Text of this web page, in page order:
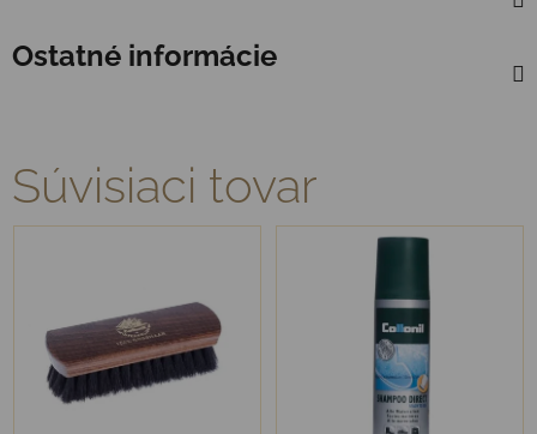
Ostatné informácie
Súvisiaci tovar